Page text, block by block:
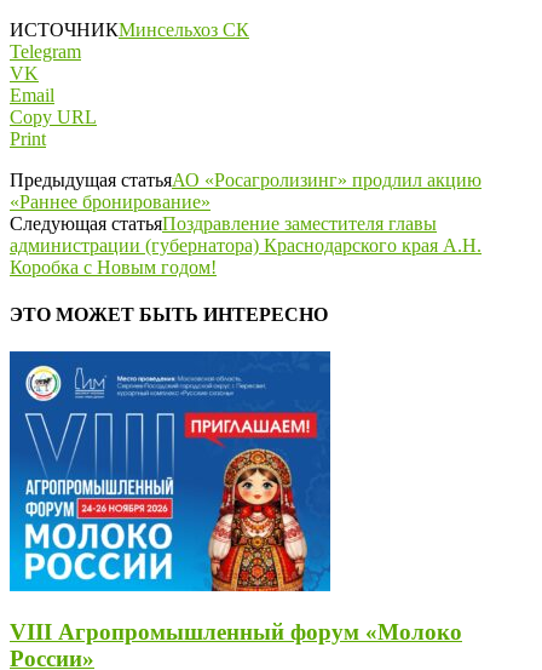
ИСТОЧНИКМинсельхоз СК
Telegram
VK
Email
Copy URL
Print
Предыдущая статьяАО «Росагролизинг» продлил акцию
«Раннее бронирование»
Следующая статьяПоздравление заместителя главы
администрации (губернатора) Краснодарского края А.Н.
Коробка с Новым годом!
ЭТО МОЖЕТ БЫТЬ ИНТЕРЕСНО
VIII Агропромышленный форум «Молоко
России»